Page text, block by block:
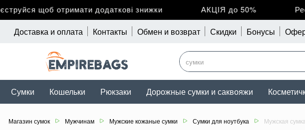
щоб отримати додаткові знижки АКЦІЯ до 50%
Доставка и оплата Контакты Обмен и возврат Скидки Бонусы
Сумки Кошельки Рюкзаки Дорожные сумки и саквояжи
Магазин сумок Мужчинам Мужские кожаные сумки Сумки для ноутбука Мужская